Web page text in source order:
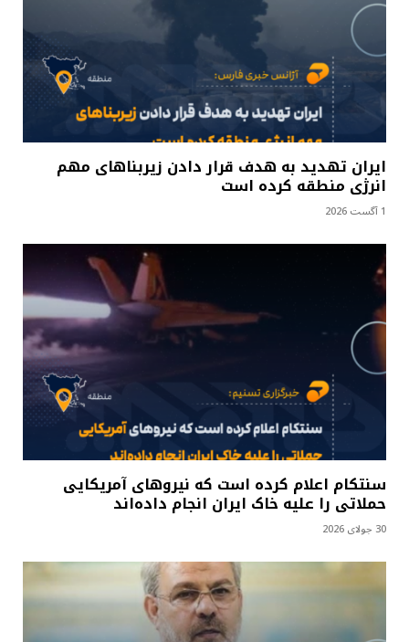
ایران تهدید به هدف قرار دادن زیربناهای مهم
انرژی منطقه کرده است
1 آگست 2026
سنتکام اعلام کرده است که نیروهای آمریکایی
حملاتی را علیه خاک ایران انجام داده‌اند
30 جولای 2026